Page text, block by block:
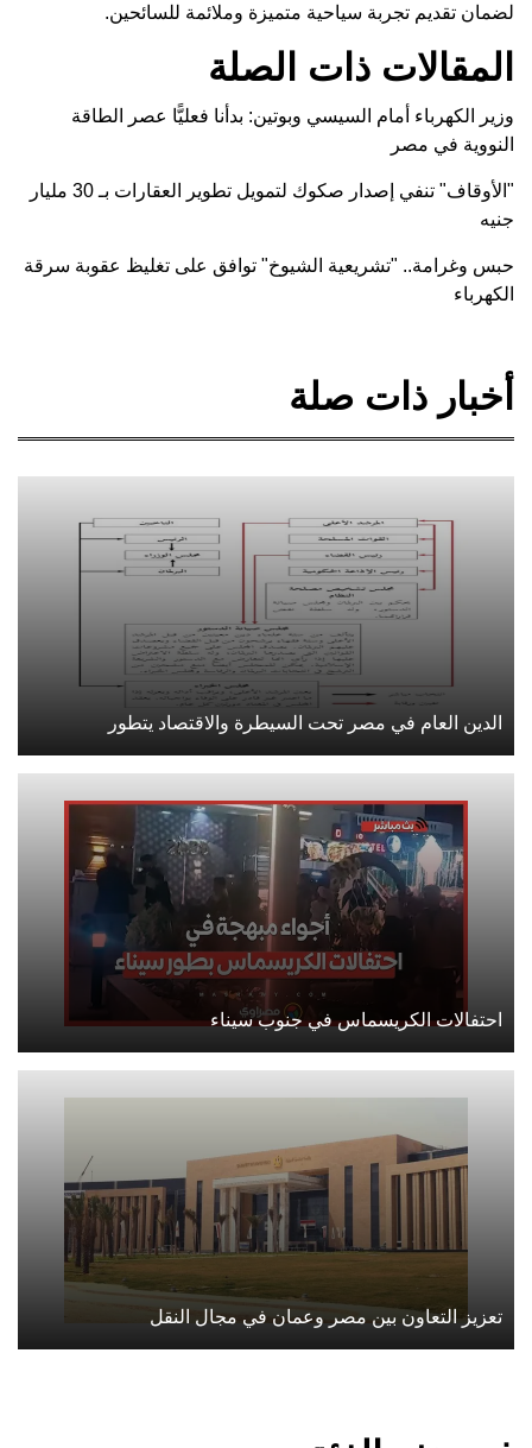
لضمان تقديم تجربة سياحية متميزة وملائمة للسائحين.
المقالات ذات الصلة
وزير الكهرباء أمام السيسي وبوتين: بدأنا فعليًّا عصر الطاقة
النووية في مصر
"الأوقاف" تنفي إصدار صكوك لتمويل تطوير العقارات بـ 30 مليار
جنيه
حبس وغرامة.. "تشريعية الشيوخ" توافق على تغليظ عقوبة سرقة
الكهرباء
أخبار ذات صلة
الدين العام في مصر تحت السيطرة والاقتصاد يتطور
احتفالات الكريسماس في جنوب سيناء
تعزيز التعاون بين مصر وعمان في مجال النقل